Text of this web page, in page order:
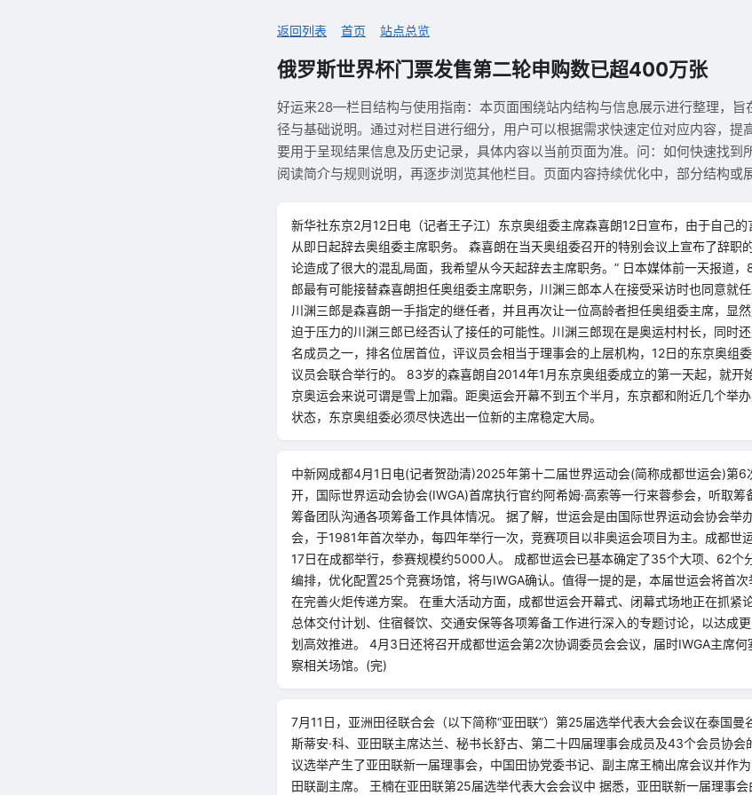
返回列表 首页 站点总览
俄罗斯世界杯门票发售第二轮申购数已超400万张
好运来28—栏目结构与使用指南：本页面围绕站内结构与信息展示进行整理，旨
径与基础说明。通过对栏目进行细分，用户可以根据需求快速定位对应内容，提
要用于呈现结果信息及历史记录，具体内容以当前页面为准。问：如何快速找到
阅读简介与规则说明，再逐步浏览其他栏目。页面内容持续优化中，部分结构或
新华社东京2月12日电（记者王子江）东京奥组委主席森喜朗12日宣布，由于自己
从即日起辞去奥组委主席职务。 森喜朗在当天奥组委召开的特别会议上宣布了辞职
论造成了很大的混乱局面，我希望从今天起辞去主席职务。” 日本媒体前一天报道
郎最有可能接替森喜朗担任奥组委主席职务，川渊三郎本人在接受采访时也同意就
川渊三郎是森喜朗一手指定的继任者，并且再次让一位高龄者担任奥组委主席，显然
迫于压力的川渊三郎已经否认了接任的可能性。川渊三郎现在是奥运村村长，同时
名成员之一，排名位居首位，评议员会相当于理事会的上层机构，12日的东京奥组
议员会联合举行的。 83岁的森喜朗自2014年1月东京奥组委成立的第一天起，就开
京奥运会来说可谓是雪上加霜。距奥运会开幕不到五个半月，东京都和附近几个举
状态，东京奥组委必须尽快选出一位新的主席稳定大局。
中新网成都4月1日电(记者贺劭清)2025年第十二届世界运动会(简称成都世运会)第6
开，国际世界运动会协会(IWGA)首席执行官约阿希姆·高索等一行来蓉参会，听取
筹备团队沟通各项筹备工作具体情况。 据了解，世运会是由国际世界运动会协会举
会，于1981年首次举办，每四年举行一次，竞赛项目以非奥运会项目为主。成都世
17日在成都举行，参赛规模约5000人。 成都世运会已基本确定了35个大项、62个
编排，优化配置25个竞赛场馆，将与IWGA确认。值得一提的是，本届世运会将首
在完善火炬传递方案。 在重大活动方面，成都世运会开幕式、闭幕式场地正在抓紧
总体交付计划、住宿餐饮、交通安保等各项筹备工作进行深入的专题讨论，以达成
划高效推进。 4月3日还将召开成都世运会第2次协调委员会会议，届时IWGA主席何
察相关场馆。(完)
7月11日，亚洲田径联合会（以下简称“亚田联”）第25届选举代表大会会议在泰国曼
斯蒂安·科、亚田联主席达兰、秘书长舒古、第二十四届理事会成员及43个会员协会
议选举产生了亚田联新一届理事会，中国田协党委书记、副主席王楠出席会议并作
田联副主席。 王楠在亚田联第25届选举代表大会会议中 据悉，亚田联新一届理事